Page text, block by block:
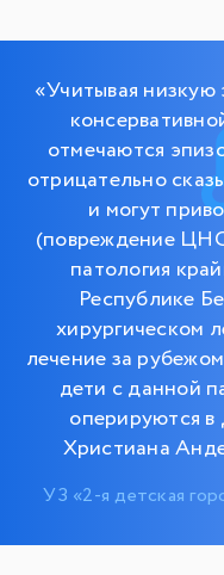
«Учитывая
отмечаются
отрицательно
и могут
(повреждение
патология
Республике
хирургическом
лечение за
дети с данной
оперируются в
Христиана
УЗ «2-я детская